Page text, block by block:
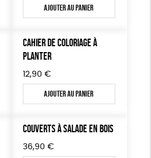
violet
PEFC Fabriqué en Espagne
Fabriqué en France
Vegan
Ajouter au panier
CAHIER DE COLORIAGE À
PLANTER
12,90 €
Ajouter au panier
COUVERTS À SALADE EN BOIS
36,90 €